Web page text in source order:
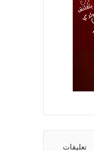
تعليقات